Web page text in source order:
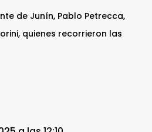
de Junín, Pablo Petrecca,
quienes recorrieron las